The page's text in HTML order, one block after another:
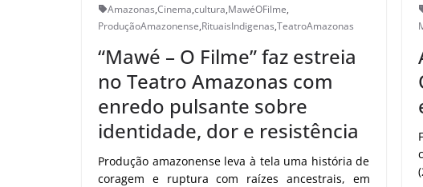
Amazonas,Cinema,cultura,MawéOFilme,
ProduçãoAmazonense,RituaisIndigenas,TeatroAmazonas
“Mawé – O Filme” faz estreia
no Teatro Amazonas com
enredo pulsante sobre
identidade, dor e resistência
Produção amazonense leva à tela uma história de
coragem e ruptura com raízes ancestrais, em